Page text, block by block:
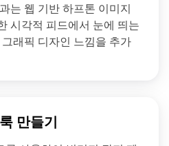
는 웹 기반 하프톤 이미지
시각적 피드에서 눈에 띄는
래픽 디자인 느낌을 추가
만들기